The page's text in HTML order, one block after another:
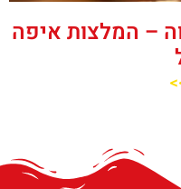
– המלצות איפה